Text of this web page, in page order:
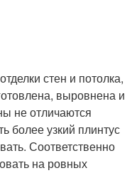
стен и потолка,
выровнена и
не отличаются
более узкий плинтус
Соответственно
на ровных